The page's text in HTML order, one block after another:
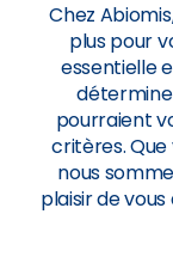
Chez
plus pour
essentielle
pourraient
critères.
nous
plaisir de